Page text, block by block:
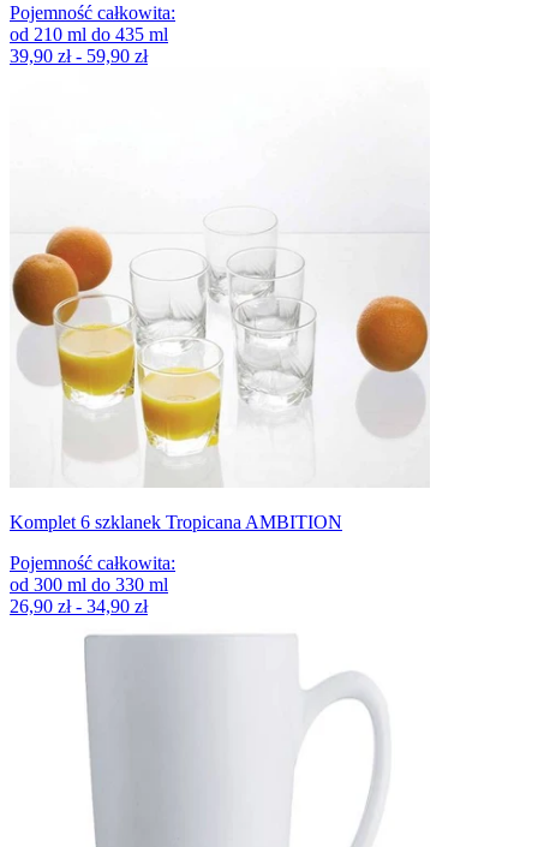
Pojemność całkowita:
od 210 ml do 435 ml
39,90 zł - 59,90 zł
Komplet 6 szklanek Tropicana AMBITION
Pojemność całkowita:
od 300 ml do 330 ml
26,90 zł - 34,90 zł